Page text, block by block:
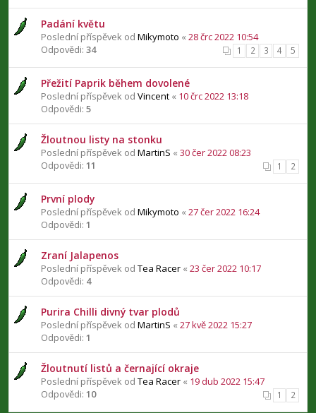
Padání květu
Poslední příspěvek od Mikymoto « 28 črc 2022 10:54
Odpovědi: 34 1 2 3 4 5
Přežití Paprik během dovolené
Poslední příspěvek od Vincent « 10 črc 2022 13:18
Odpovědi: 5
Žloutnou listy na stonku
Poslední příspěvek od MartinS « 30 čer 2022 08:23
Odpovědi: 11 1 2
První plody
Poslední příspěvek od Mikymoto « 27 čer 2022 16:24
Odpovědi: 1
Zraní Jalapenos
Poslední příspěvek od Tea Racer « 23 čer 2022 10:17
Odpovědi: 4
Purira Chilli divný tvar plodů
Poslední příspěvek od MartinS « 27 kvě 2022 15:27
Odpovědi: 1
Žloutnutí listů a černající okraje
Poslední příspěvek od Tea Racer « 19 dub 2022 15:47
Odpovědi: 10 1 2